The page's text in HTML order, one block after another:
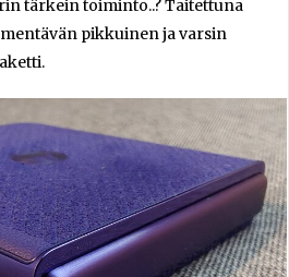
tärkein toiminto..? Taitettuna
pikkuinen ja varsin